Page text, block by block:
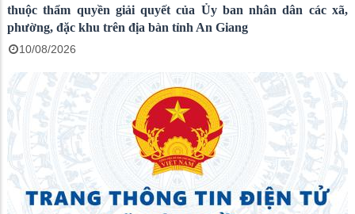
thuộc thẩm quyền giải quyết của Ủy ban nhân dân các xã,
phường, đặc khu trên địa bàn tỉnh An Giang
10/08/2026